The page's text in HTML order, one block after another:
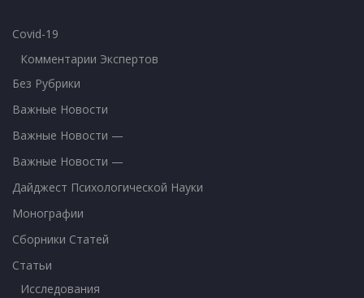
Covid-19
Комментарии Экспертов
Без Рубрики
Важные Новости
Важные Новости —
Важные Новости —
Дайджест Психологической Науки
Монографии
Сборники Статей
Статьи
Исследования